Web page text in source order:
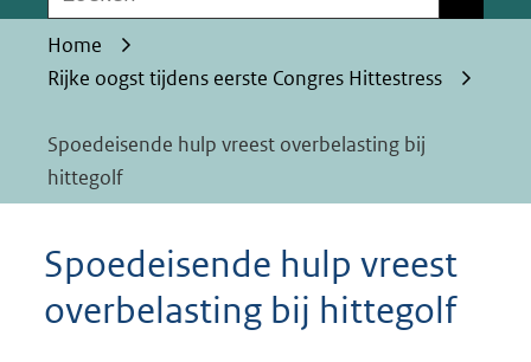
geweigerd.
Home
Rijke oogst tijdens eerste Congres Hittestress
Spoedeisende hulp vreest overbelasting bij
hittegolf
Spoedeisende hulp vreest
overbelasting bij hittegolf